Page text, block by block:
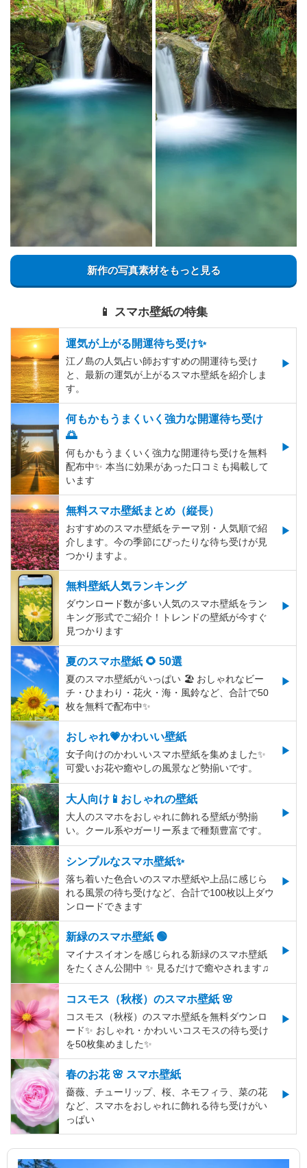
新作の写真素材をもっと見る
📱 スマホ壁紙の特集
運気が上がる開運待ち受け✨
江ノ島の人気占い師おすすめの開運待ち受け
と、最新の運気が上がるスマホ壁紙を紹介しま
す。
何もかもうまくいく強力な開運待ち受け
🌅
何もかもうまくいく強力な開運待ち受けを無料
配布中✨️ 本当に効果があった口コミも掲載して
います
無料スマホ壁紙まとめ（縦長）
おすすめのスマホ壁紙をテーマ別・人気順で紹
介します。今の季節にぴったりな待ち受けが見
つかりますよ。
無料壁紙人気ランキング
ダウンロード数が多い人気のスマホ壁紙をラン
キング形式でご紹介！トレンドの壁紙が今すぐ
見つかります
夏のスマホ壁紙 🌻 50選
夏のスマホ壁紙がいっぱい 🏖 おしゃれなビー
チ・ひまわり・花火・海・風鈴など、合計で50
枚を無料で配布中✨
おしゃれ💗かわいい壁紙
女子向けのかわいいスマホ壁紙を集めました✨
可愛いお花や癒やしの風景など勢揃いです。
大人向け📱おしゃれの壁紙
大人のスマホをおしゃれに飾れる壁紙が勢揃
い。クール系やガーリー系まで種類豊富です。
シンプルなスマホ壁紙✨
落ち着いた色合いのスマホ壁紙や上品に感じら
れる風景の待ち受けなど、合計で100枚以上ダウ
ンロードできます
新緑のスマホ壁紙 🟢
マイナスイオンを感じられる新緑のスマホ壁紙
をたくさん公開中 ✨ 見るだけで癒やされます♫
コスモス（秋桜）のスマホ壁紙 🌸
コスモス（秋桜）のスマホ壁紙を無料ダウンロ
ード✨️ おしゃれ・かわいいコスモスの待ち受け
を50枚集めました✨️
春のお花 🌸 スマホ壁紙
薔薇、チューリップ、桜、ネモフィラ、菜の花
など、スマホをおしゃれに飾れる待ち受けがい
っぱい